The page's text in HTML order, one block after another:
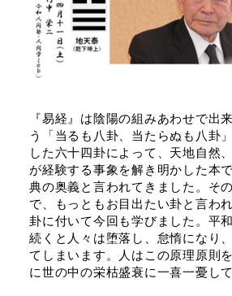
『易経』は陰陽の組みあわせで出
う「当るも八卦、当たらぬも八卦
した六十四卦によって、天地自然
が経験する事象を解き明かした本
典の奥義と言われてきました。そ
で、もっともお目出たい卦と言わ
卦に付いて今回も学びました。平
続くと人々は堕落し、怠惰になり
てしまいます。人はこの原理原則
に世の中の栄枯盛衰に一喜一憂し